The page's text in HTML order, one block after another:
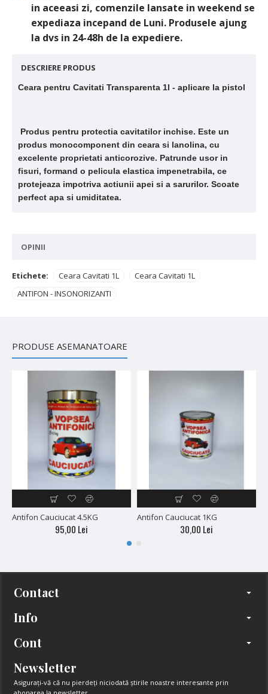
in aceeasi zi, comenzile lansate in weekend se
expediaza incepand de Luni. Produsele ajung
la dvs in 24-48h de la expediere.
DESCRIERE PRODUS
Ceara pentru Cavitati Transparenta 1l - aplicare la pistol
Produs pentru protectia cavitatilor inchise. Este un
produs monocomponent din ceara si lanolina, cu
excelente proprietati anticorozive. Patrunde usor in
fisuri, formand o pelicula elastica impenetrabila, ce
protejeaza impotriva actiunii apei si a sarurilor. Scoate
perfect apa si umiditatea.
OPINII
Etichete: Ceara Cavitati 1L
Ceara Cavitati 1L
ANTIFON - INSONORIZANTI
PRODUSE ASEMANATOARE
Antifon Cauciucat 4.5KG
95,00 Lei
Antifon Cauciucat 1KG
30,00 Lei
Contact
Info
Cont
Newsletter
Asigurați-vă că nu pierdeți niciodată știrile noastre interesante prin